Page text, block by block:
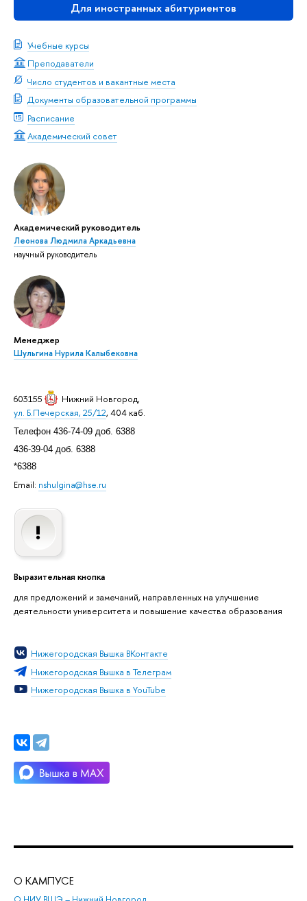
Для иностранных абитуриентов
Учебные курсы
Преподаватели
Число студентов и вакантные места
Документы образовательной программы
Расписание
Академический совет
Академический руководитель
Леонова Людмила Аркадьевна
научный руководитель
Менеджер
Шульгина Нурила Калыбековна
603155 Нижний Новгород,
ул. Б.Печерская, 25/12, 404 каб.
Телефон 436-74-09 доб. 6388
436-39-04 доб. 6388
*6388
Email: nshulgina@hse.ru
Выразительная кнопка
для предложений и замечаний, направленных на улучшение
деятельности университета и повышение качества образования
Нижегородская Вышка ВКонтакте
Нижегородская Вышка в Телеграм
Нижегородская Вышка в YouTube
О КАМПУСЕ